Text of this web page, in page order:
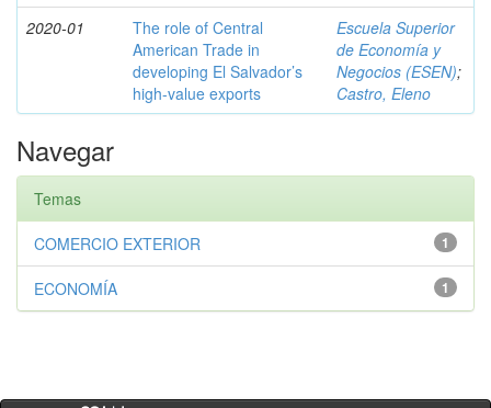
2020-01
The role of Central
American Trade in
developing El Salvador’s
high-value exports
Escuela Superior
de Economía y
Negocios (ESEN);
Castro, Eleno
Navegar
Temas
1
COMERCIO EXTERIOR
1
ECONOMÍA